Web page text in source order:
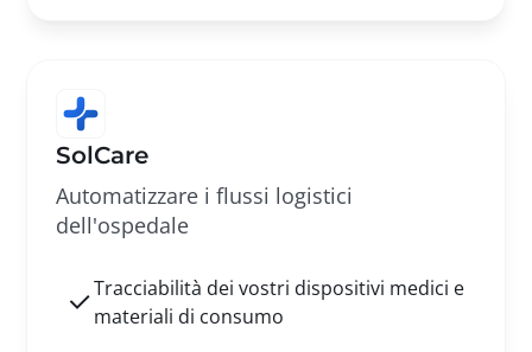
SolCare
Automatizzare i flussi logistici
dell'ospedale
Tracciabilità dei vostri dispositivi medici e
materiali di consumo